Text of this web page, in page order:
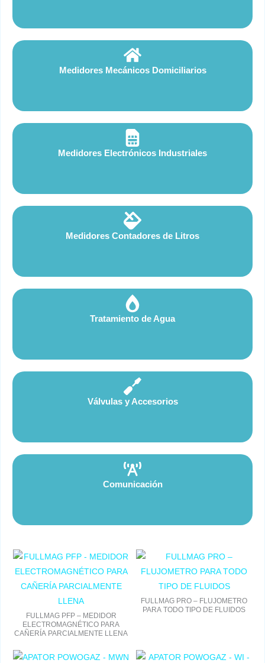
Medidores Mecánicos Domiciliarios
Medidores Electrónicos Industriales
Medidores Contadores de Litros
Tratamiento de Agua
Válvulas y Accesorios
Comunicación
FULLMAG PFP – MEDIDOR
ELECTROMAGNÉTICO PARA
CAÑERÍA PARCIALMENTE LLENA
FULLMAG PRO – FLUJOMETRO
PARA TODO TIPO DE FLUIDOS